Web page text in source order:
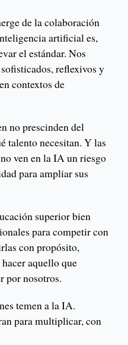
de la colaboración
artificial es,
el estándar. Nos
reflexivos y
contextos de
no prescinden del
talento necesitan. Y las
ven en la IA un riesgo
para ampliar sus
superior bien
para competir con
con propósito,
aquello que
por nosotros.
temen a la IA.
para multiplicar, con